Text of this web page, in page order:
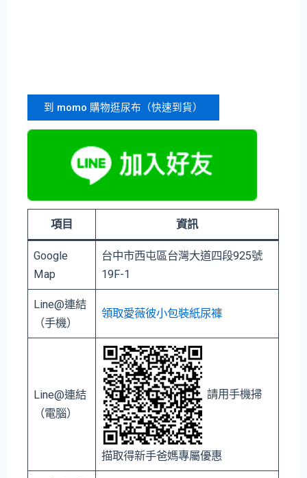
到 momo 購物逛尿布（快速到貨）
項目 資訊
Google
Map
台中市⻄屯區台灣大道四段925號
19F-1
Line@連結
（手機）
領取愛薇彼小包裝紙尿褲
Line@連結
（電腦）
請用手機掃
描取得新手爸媽專屬優惠